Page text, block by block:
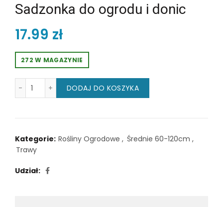
Sadzonka do ogrodu i donic
17.99 zł
272 W MAGAZYNIE
DODAJ DO KOSZYKA
Kategorie: Rośliny Ogrodowe , Średnie 60-120cm ,
Trawy
Udział